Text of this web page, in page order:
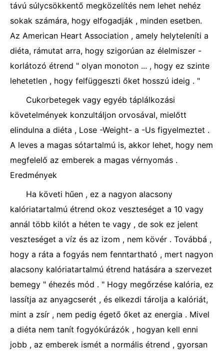
távú súlycsökkentő megközelítés nem lehet nehéz
sokak számára, hogy elfogadják , minden esetben.
Az American Heart Association , amely helyteleníti a
diéta, rámutat arra, hogy szigorúan az élelmiszer -
korlátozó étrend " olyan monoton ... , hogy ez szinte
lehetetlen , hogy felfüggeszti őket hosszú ideig . "
Cukorbetegek vagy egyéb táplálkozási
követelmények konzultáljon orvosával, mielőtt
elindulna a diéta , Lose -Weight- a -Us figyelmeztet .
A leves a magas sótartalmú is, akkor lehet, hogy nem
megfelelő az emberek a magas vérnyomás .
Eredmények
Ha követi hűen , ez a nagyon alacsony
kalóriatartalmú étrend okoz veszteséget a 10 vagy
annál több kilót a héten te vagy , de sok ez jelent
veszteséget a víz és az izom , nem kövér . Továbbá ,
hogy a ráta a fogyás nem fenntartható , mert nagyon
alacsony kalóriatartalmú étrend hatására a szervezet
bemegy " éhezés mód . " Hogy megőrzése kalória, ez
lassítja az anyagcserét , és elkezdi tárolja a kalóriát,
mint a zsír , nem pedig égető őket az energia . Mivel
a diéta nem tanít fogyókúrázók , hogyan kell enni
jobb , az emberek ismét a normális étrend , gyorsan